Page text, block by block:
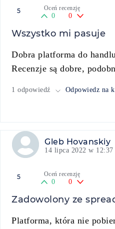
5 Oceń recenzję
0 0
Wszystko mi pasuje
Dobra platforma do
Recenzje są dobre,
1 odpowiedź Odpowiedz na
Gleb Hovanskiy
14 lipca 2022 w 12:37
5 Oceń recenzję
0 0
Zadowolony ze
Platforma, która nie